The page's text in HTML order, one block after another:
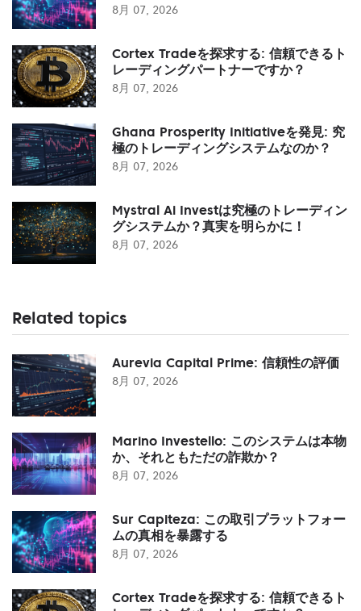
8月 07, 2026
Cortex Tradeを探求する: 信頼できるト
レーディングパートナーですか？
8月 07, 2026
Ghana Prosperity Initiativeを発見: 究
極のトレーディングシステムなのか？
8月 07, 2026
Mystral Ai Investは究極のトレーディン
グシステムか？真実を明らかに！
8月 07, 2026
Related topics
Aurevia Capital Prime: 信頼性の評価
8月 07, 2026
Marino Investello: このシステムは本物
か、それともただの詐欺か？
8月 07, 2026
Sur Capiteza: この取引プラットフォー
ムの真相を暴露する
8月 07, 2026
Cortex Tradeを探求する: 信頼できるト